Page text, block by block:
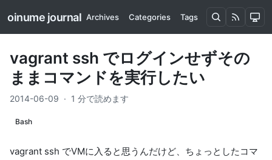
oinume journal Archives Categories Tags
vagrant ssh でログインせずその
ままコマンドを実行したい
2014-06-09 · 1 分で読めます
Bash
vagrant ssh でVMに入ると思うんだけど、ちょっとしたコマ